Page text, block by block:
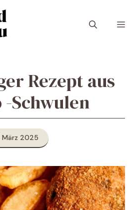
Rezept aus
-Schwulen
März 2025